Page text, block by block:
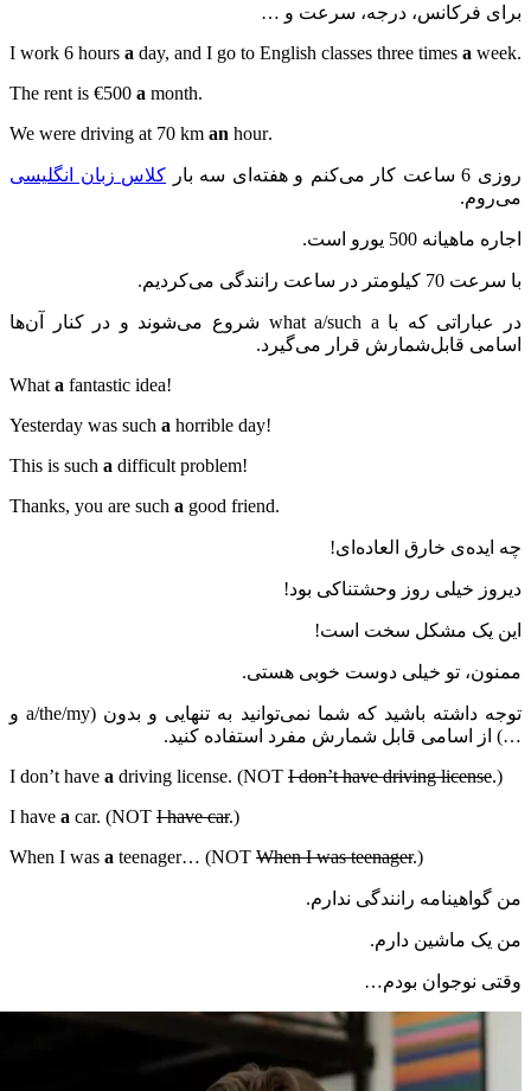
برای فرکانس، درجه، سرعت و …
.I work 6 hours
a day, and I go to English classes three times a week
.The rent is €500
a month
.We were driving at 70 km
an hour
روزی 6 ساعت کار می‌کنم و هفته‌ای سه بار
کلاس زبان انگلیسی
می‌روم.
اجاره ماهیانه 500 یورو است.
با سرعت 70 کیلومتر در ساعت رانندگی می‌کردیم.
در عباراتی که با what a/such a شروع می‌شوند و در کنار آن‌ها
اسامی قابل‌شمارش قرار می‌گیرد.
!What
a fantastic idea
!Yesterday was such
a horrible day
!This is such
a difficult problem
.Thanks, you are such
a good friend
چه ایده‌ی خارق العاده‌ای!
دیروز خیلی روز وحشتناکی بود!
این یک مشکل سخت است!
ممنون، تو خیلی دوست خوبی هستی.
توجه داشته باشید که شما نمی‌توانید به تنهایی و بدون (a/the/myو
…) از اسامی قابل شمارش مفرد استفاده کنید.
I don’t have a driving license. (NOT I don’t have driving license.)
I have a car. (NOT I have car.)
When I was a teenager… (NOT When I was teenager.)
من گواهینامه رانندگی ندارم.
من یک ماشین دارم.
وقتی نوجوان بودم…